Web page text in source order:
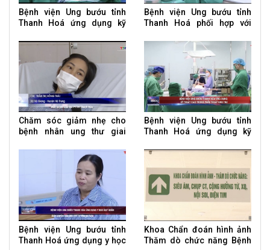
Bệnh viện Ung bướu tỉnh
Thanh Hoá ứng dụng kỹ
tuyến giáp
Bệnh viện Ung bướu tỉnh
Thanh Hoá phối hợp với
cao kỹ thuật trong điều trị
Chăm sóc giảm nhẹ cho
bệnh nhân ung thư giai
Bệnh viện Ung bướu tỉnh
Thanh Hoá ứng dụng kỹ
ung thư Bệnh viện U
Bệnh viện Ung bướu tỉnh
Thanh Hoá ứng dụng y học
Khoa Chẩn đoán hình ảnh
Thăm dò chức năng Bệnh